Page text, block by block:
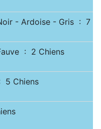
Noir - Ardoise - Gris : 7
: 2 Chiens
5 Chiens